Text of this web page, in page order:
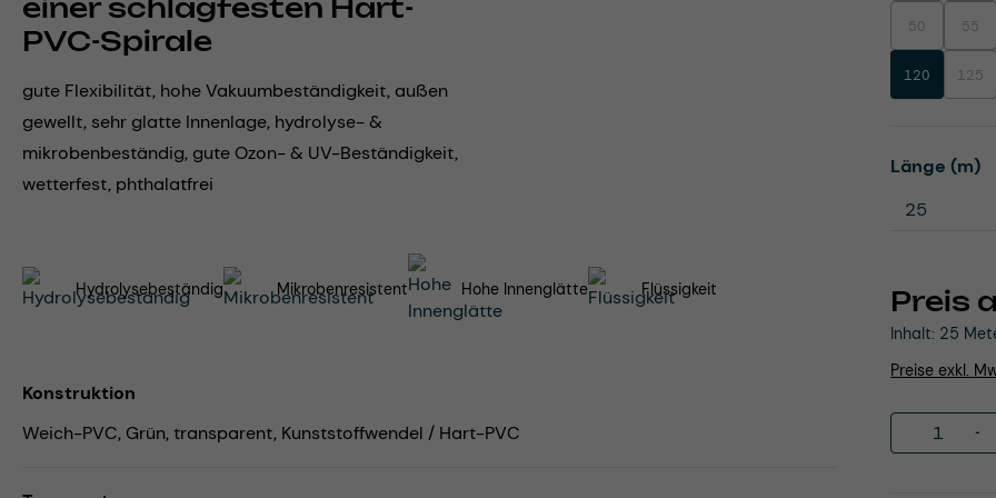
einer schlagfesten Hart-
PVC-Spirale
gute Flexibilität, hohe Vakuumbeständigkeit, außen
gewellt, sehr glatte Innenlage, hydrolyse- &
mikrobenbeständig, gute Ozon- & UV-Beständigkeit,
wetterfest, phthalatfrei
Preis
Inhalt: 25
Preise exkl.
50(Diese Option
55
120 125
Länge (m)
Hydrolysebeständig Mikrobenresistent Hohe Innenglätte Flüssigkeit
Konstruktion
Weich-PVC, Grün, transparent, Kunststoffwendel / Hart-PVC